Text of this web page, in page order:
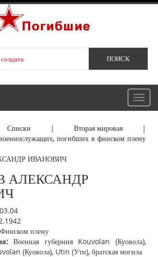
Списки | Вторая мировая|
погибших в финском плену
ИВАНОВИЧ
АЛЕКСАНДР
плену
Военная губерния Kouvolan (Куовола),
(Куовола), Utin (Ути), братская могила